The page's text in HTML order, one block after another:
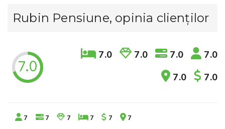
Rubin Pensiune, opinia clienților
7.0 7.0
7.0
7.0
7.0
7.0
7.0
7 7 7 7 7
7